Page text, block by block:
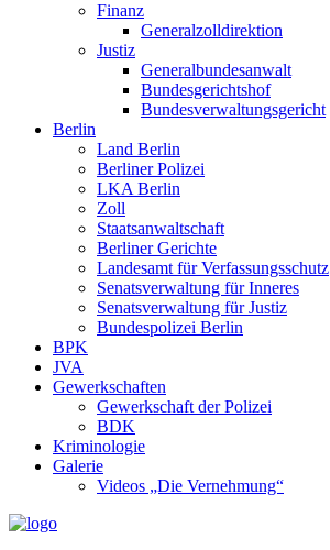
Finanz
Generalzolldirektion
Justiz
Generalbundesanwalt
Bundesgerichtshof
Bundesverwaltungsgericht
Berlin
Land Berlin
Berliner Polizei
LKA Berlin
Zoll
Staatsanwaltschaft
Berliner Gerichte
Landesamt für Verfassungsschutz
Senatsverwaltung für Inneres
Senatsverwaltung für Justiz
Bundespolizei Berlin
BPK
JVA
Gewerkschaften
Gewerkschaft der Polizei
BDK
Kriminologie
Galerie
Videos „Die Vernehmung“